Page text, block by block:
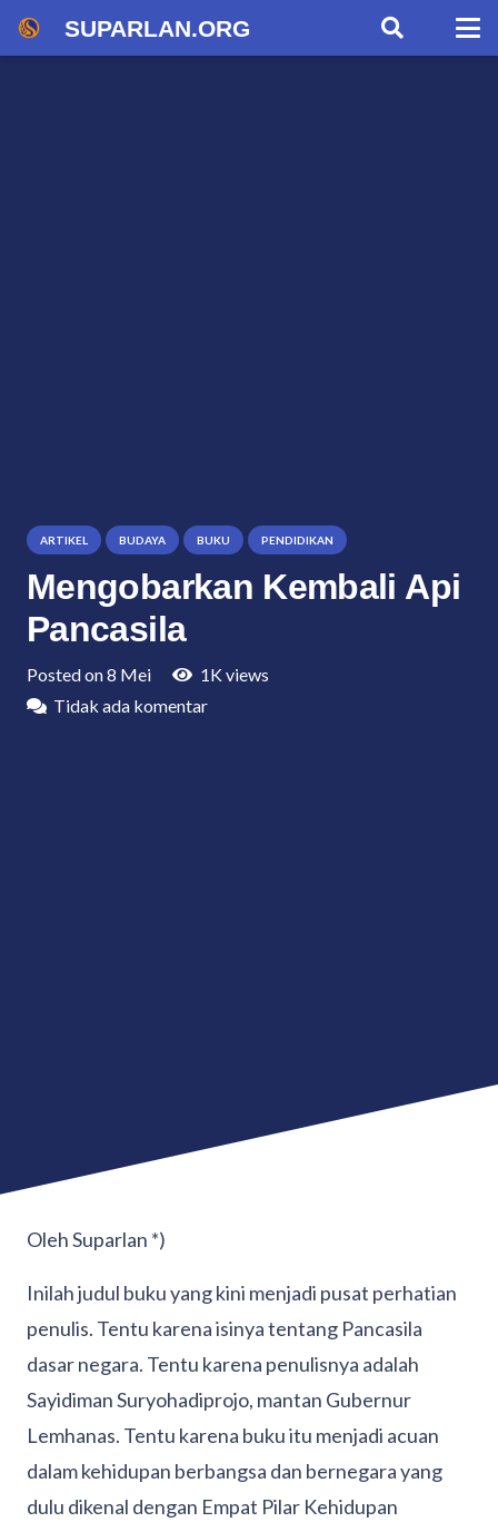
SUPARLAN.ORG
ARTIKEL BUDAYA BUKU PENDIDIKAN
Mengobarkan Kembali Api
Pancasila
Posted on8 Mei 1Kviews
Tidak ada komentar
Oleh Suparlan *)
Inilah judul buku yang kini menjadi pusat perhatian
penulis. Tentu karena isinya tentang Pancasila
dasar negara. Tentu karena penulisnya adalah
Sayidiman Suryohadiprojo, mantan Gubernur
Lemhanas. Tentu karena buku itu menjadi acuan
dalam kehidupan berbangsa dan bernegara yang
dulu dikenal dengan Empat Pilar Kehidupan